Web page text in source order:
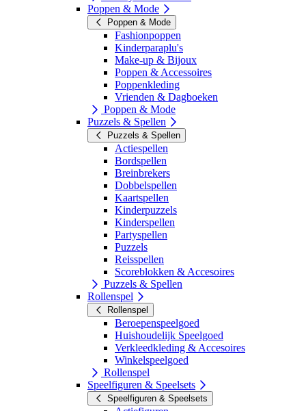
Poppen & Mode
Poppen & Mode
Fashionpoppen
Kinderparaplu's
Make-up & Bijoux
Poppen & Accessoires
Poppenkleding
Vrienden & Dagboeken
Poppen & Mode
Puzzels & Spellen
Puzzels & Spellen
Actiespellen
Bordspellen
Breinbrekers
Dobbelspellen
Kaartspellen
Kinderpuzzels
Kinderspellen
Partyspellen
Puzzels
Reisspellen
Scoreblokken & Accesoires
Puzzels & Spellen
Rollenspel
Rollenspel
Beroepenspeelgoed
Huishoudelijk Speelgoed
Verkleedkleding & Accesoires
Winkelspeelgoed
Rollenspel
Speelfiguren & Speelsets
Speelfiguren & Speelsets